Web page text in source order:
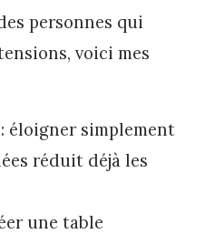
personnes qui
voici mes
: éloigner simplement
réduit déjà les
une table